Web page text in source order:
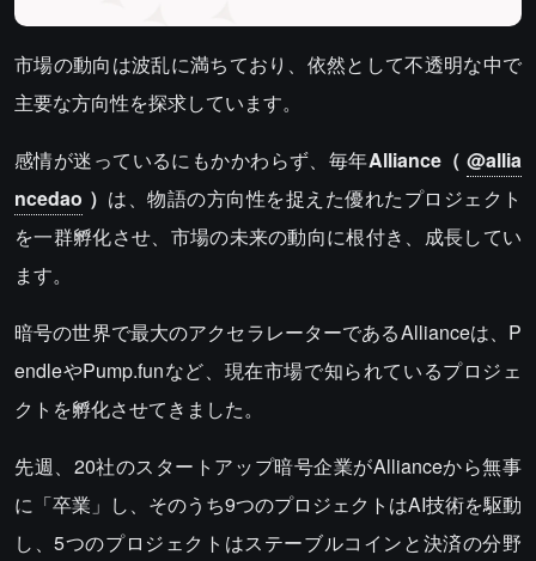
市場の動向は波乱に満ちており、依然として不透明な中で
主要な方向性を探求しています。
感情が迷っているにもかかわらず、毎年Alliance（ @allia
ncedao ） は、物語の方向性を捉えた優れたプロジェクト
を一群孵化させ、市場の未来の動向に根付き、成長してい
ます。
暗号の世界で最大のアクセラレーターであるAllianceは、P
endleやPump.funなど、現在市場で知られているプロジェ
クトを孵化させてきました。
先週、20社のスタートアップ暗号企業がAllianceから無事
に「卒業」し、そのうち9つのプロジェクトはAI技術を駆動
し、5つのプロジェクトはステーブルコインと決済の分野